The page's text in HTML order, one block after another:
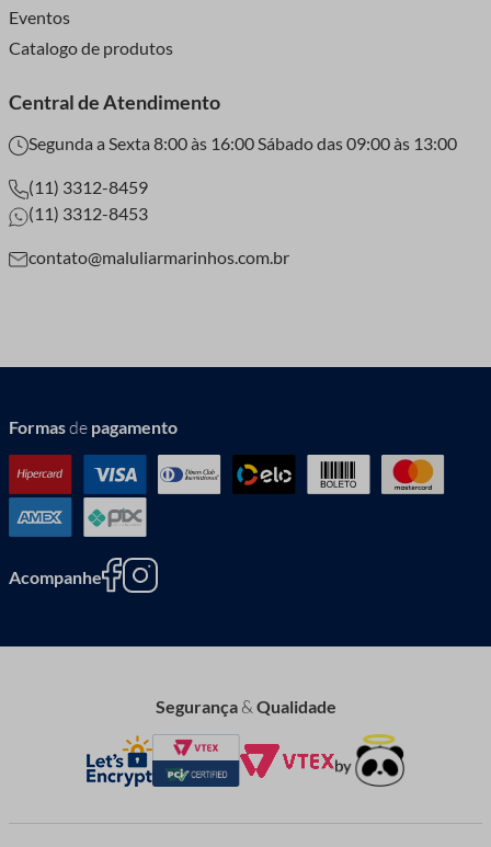
Eventos
Catalogo de produtos
Central de Atendimento
Segunda a Sexta 8:00 às 16:00 Sábado das 09:00 às 13:00
(11) 3312-8459
(11) 3312-8453
contato@maluliarmarinhos.com.br
Formasde pagamento
Acompanhe
Segurança&Qualidade